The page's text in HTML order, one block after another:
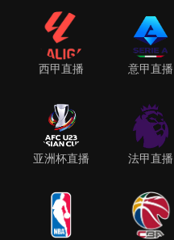
西甲直播 意甲直播
亚洲杯直播 法甲直播